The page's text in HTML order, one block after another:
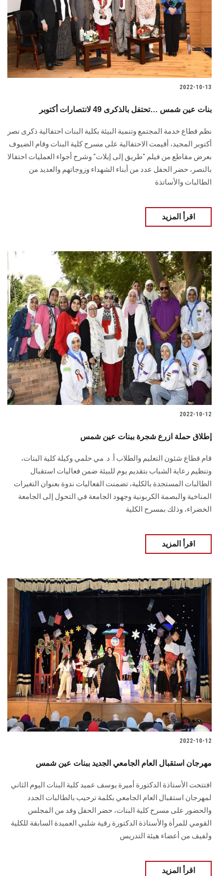
2022-10-13
بنات عين شمس …تحتفل بالذكرى 49 لانتصارات أكتوبر
نظم قطاع خدمة المجتمع وتنمية البيئة بكلية البنات احتفالية ذكرى نصر
أكتوبر المجيد، أقيمت الاحتفالية على مسرح كلية البنات وقام الضيوف
بعرض مقاطع من فيلم "طريق إلى إيلات" وشرح أجواء العمليات احتفالا
بالنصر، حضر الحفل عدد من أبناء الشهداء وزوجاتهم والعديد من
الطالبات والأساتذة
اقرأ المزيد
2022-10-12
إطلاق حملة ازرع شجرة ببنات عين شمس
قام قطاع شئون التعليم والطلاب أ. د. مي حلمي وكيلة كلية البنات،
وتنظيم رعاية الشباب بتقديم يوم للبيئة ضمن فعاليات استقبال
الطالبات المستجدة بالكلية، تضمنت الفعاليات ندوة بعنوان التغيرات
المناخية والبصمة الكربونية وجهود الجامعة في التحول إلى الجامعة
الخضراء، وذلك بمسرح الكلية
اقرأ المزيد
2022-10-12
مهرجان استقبال العام الجامعي الجديد ببنات عين شمس
افتتحت الأستاذة الدكتورة أميرة يوسف عميد كلية البنات اليوم الثاني
لمهرجان استقبال العام الجامعي بكلمة ترحيب بالطالبات الجدد
والحضور على مسرح كلية البنات، حضر الحفل وفد من المجلس
القومي للمرأة والأستاذة الدكتورة رقية شلبي العميدة السابقة للكلية
ولفيف من أعضاء هيئة التدريس
اقرأ المزيد